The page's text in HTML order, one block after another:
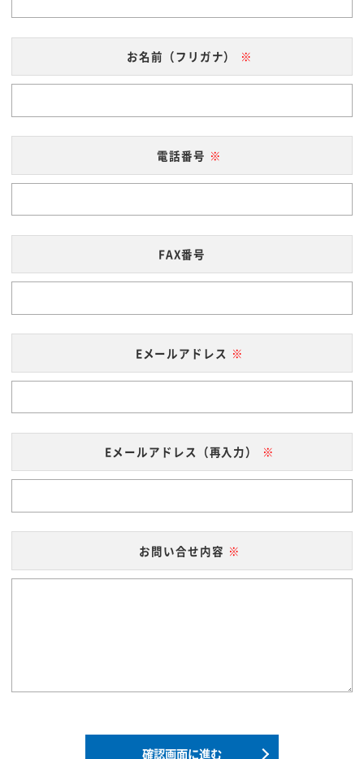
お名前（フリガナ）
電話番号
FAX番号
Eメールアドレス
Eメールアドレス（再入力）
お問い合せ内容
確認画面に進む